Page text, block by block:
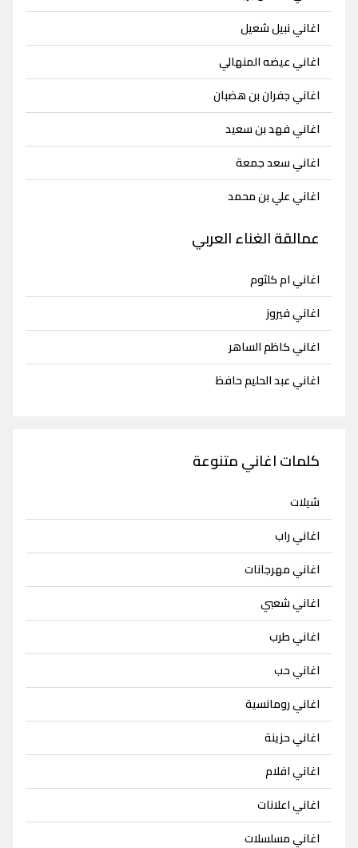
اغاني نبيل شعيل
اغاني عيضه المنهالي
اغاني جفران بن هضبان
اغاني فهد بن سعيد
اغاني سعد جمعة
اغاني علي بن محمد
عمالقة الغناء العربي
اغاني ام كلثوم
اغاني فيروز
اغاني كاظم الساهر
اغاني عبد الحليم حافظ
كلمات اغاني متنوعة
شيلات
اغاني راب
اغاني مهرجانات
اغاني شعبي
اغاني طرب
اغاني حب
اغاني رومانسية
اغاني حزينة
اغاني افلام
اغاني اعلانات
اغاني مسلسلات